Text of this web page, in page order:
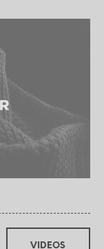
VIDEOS